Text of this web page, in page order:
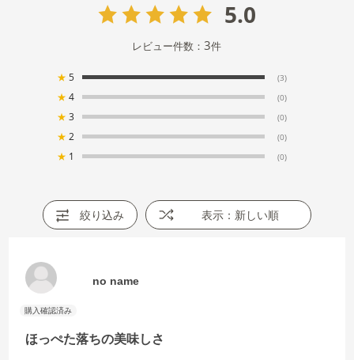
5.0
レビュー件数：3件
★ 5 (3)
★ 4 (0)
★ 3 (0)
★ 2 (0)
★ 1 (0)
絞り込み 表示：新しい順
ほっぺた落ちの美味しさ
no name